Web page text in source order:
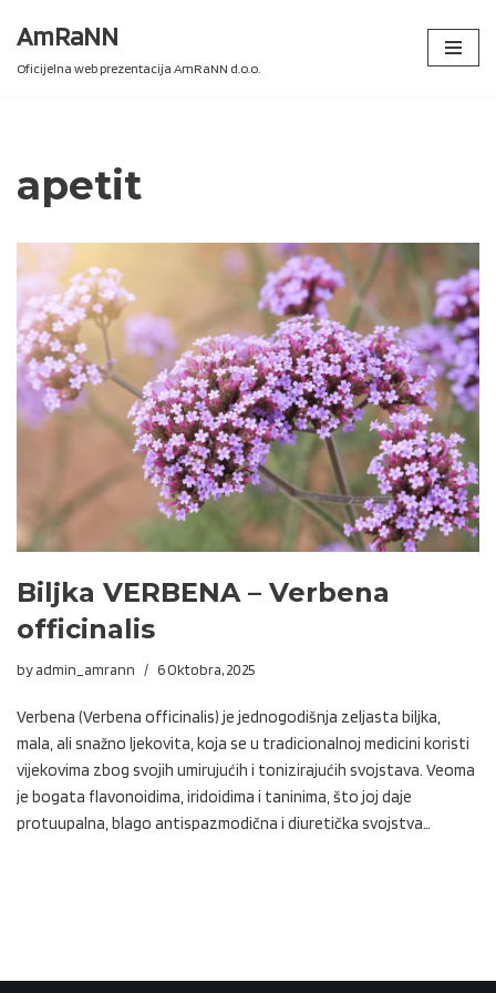
Skip
AmRaNN
Oficijelna web prezentacija AmRaNN d.o.o.
apetit
Biljka VERBENA – Verbena
officinalis
byadmin_amrann 6 Oktobra, 2025
Verbena (Verbena officinalis) je jednogodišnja zeljasta biljka,
mala, ali snažno ljekovita, koja se u tradicionalnoj medicini koristi
vijekovima zbog svojih umirujućih i tonizirajućih svojstava. Veoma
je bogata flavonoidima, iridoidima i taninima, što joj daje
protuupalna, blago antispazmodična i diuretička svojstva…